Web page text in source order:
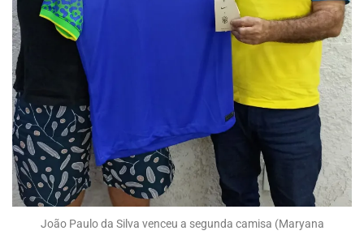
João Paulo da Silva venceu a segunda camisa (Maryana